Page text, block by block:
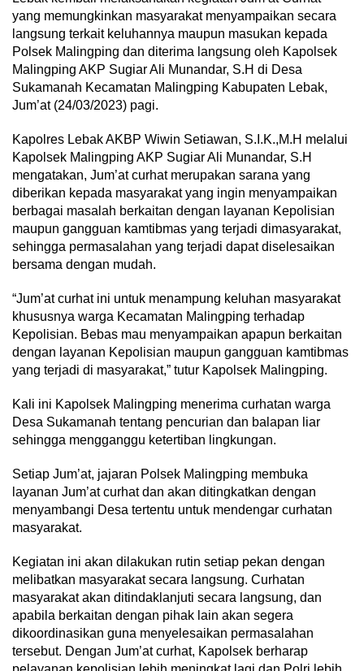
yang memungkinkan masyarakat menyampaikan secara
langsung terkait keluhannya maupun masukan kepada
Polsek Malingping dan diterima langsung oleh Kapolsek
Malingping AKP Sugiar Ali Munandar, S.H di Desa
Sukamanah Kecamatan Malingping Kabupaten Lebak,
Jum’at (24/03/2023) pagi.
Kapolres Lebak AKBP Wiwin Setiawan, S.I.K.,M.H melalui
Kapolsek Malingping AKP Sugiar Ali Munandar, S.H
mengatakan, Jum’at curhat merupakan sarana yang
diberikan kepada masyarakat yang ingin menyampaikan
berbagai masalah berkaitan dengan layanan Kepolisian
maupun gangguan kamtibmas yang terjadi dimasyarakat,
sehingga permasalahan yang terjadi dapat diselesaikan
bersama dengan mudah.
“Jum’at curhat ini untuk menampung keluhan masyarakat
khususnya warga Kecamatan Malingping terhadap
Kepolisian. Bebas mau menyampaikan apapun berkaitan
dengan layanan Kepolisian maupun gangguan kamtibmas
yang terjadi di masyarakat,” tutur Kapolsek Malingping.
Kali ini Kapolsek Malingping menerima curhatan warga
Desa Sukamanah tentang pencurian dan balapan liar
sehingga mengganggu ketertiban lingkungan.
Setiap Jum’at, jajaran Polsek Malingping membuka
layanan Jum’at curhat dan akan ditingkatkan dengan
menyambangi Desa tertentu untuk mendengar curhatan
masyarakat.
Kegiatan ini akan dilakukan rutin setiap pekan dengan
melibatkan masyarakat secara langsung. Curhatan
masyarakat akan ditindaklanjuti secara langsung, dan
apabila berkaitan dengan pihak lain akan segera
dikoordinasikan guna menyelesaikan permasalahan
tersebut. Dengan Jum’at curhat, Kapolsek berharap